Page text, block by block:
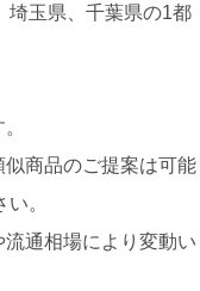
埼玉県、千葉県の1都
商品のご提案は可能
。
通相場により変動い